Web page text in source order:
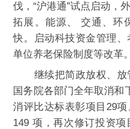
伐，“沪港通”试点启动，
拓展。能源、 交通、环
快。启动科技资金管理
单位养老保险制度等改革。
继续把简政放权、放
国务院各部门全年取消和
消评比达标表彰项目29
149 项，再次修订投资